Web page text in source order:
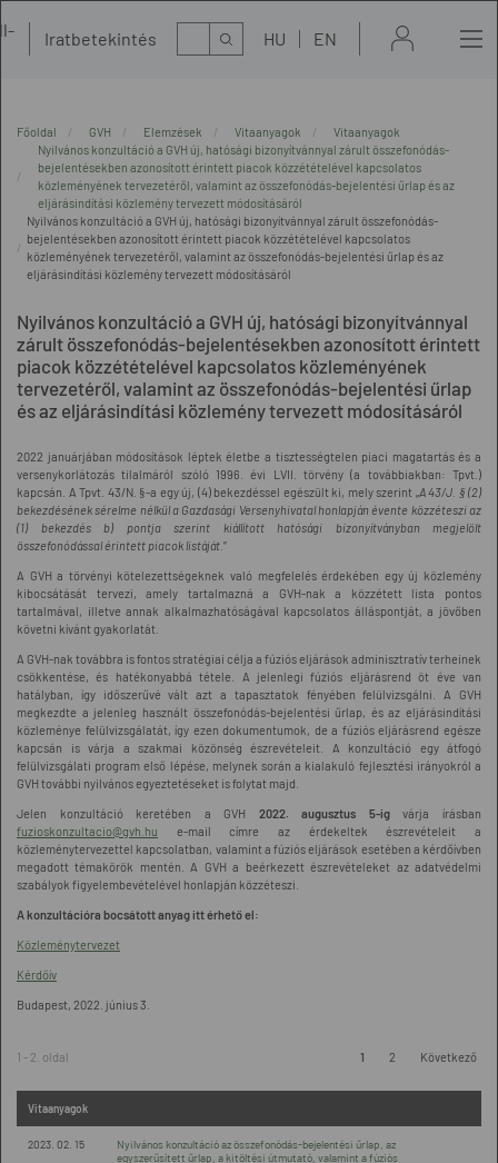
Iratbetekintés Kereső HU EN
Főoldal GVH Elemzések Vitaanyagok
Vitaanyagok
Nyilvános konzultáció a GVH új, hatósági bizonyítvánnyal zárult összefonódás-
bejelentésekben azonosított érintett piacok közzétételével kapcsolatos
közleményének tervezetéről, valamint az összefonódás-bejelentési űrlap és az
eljárásindítási közlemény tervezett módosításáról
Nyilvános konzultáció a GVH új, hatósági bizonyítvánnyal zárult összefonódás-
bejelentésekben azonosított érintett piacok közzétételével kapcsolatos
közleményének tervezetéről, valamint az összefonódás-bejelentési űrlap és az
eljárásindítási közlemény tervezett módosításáról
Nyilvános konzultáció a GVH új, hatósági bizonyítvánnyal
zárult összefonódás-bejelentésekben azonosított érintett
piacok közzétételével kapcsolatos közleményének
tervezetéről, valamint az összefonódás-bejelentési űrlap
és az eljárásindítási közlemény tervezett módosításáról
2022 januárjában módosítások léptek életbe a tisztességtelen piaci magatartás és a
versenykorlátozás tilalmáról szóló 1996. évi LVII. törvény (a továbbiakban: Tpvt.)
kapcsán. A Tpvt. 43/N. §-a egy új, (4) bekezdéssel egészült ki, mely szerint „A 43/J. § (2)
bekezdésének sérelme nélkül a Gazdasági Versenyhivatal honlapján évente közzéteszi az
(1) bekezdés b) pontja szerint kiállított hatósági bizonyítványban megjelölt
összefonódással érintett piacok listáját. ”
A GVH a törvényi kötelezettségeknek való megfelelés érdekében egy új közlemény
kibocsátását tervezi, amely tartalmazná a GVH-nak a közzétett lista pontos
tartalmával, illetve annak alkalmazhatóságával kapcsolatos álláspontját, a jövőben
követni kívánt gyakorlatát.
A GVH-nak továbbra is fontos stratégiai célja a fúziós eljárások adminisztratív terheinek
csökkentése, és hatékonyabbá tétele. A jelenlegi fúziós eljárásrend öt éve van
hatályban, így időszerűvé vált azt a tapasztatok fényében felülvizsgálni. A GVH
megkezdte a jelenleg használt összefonódás-bejelentési űrlap, és az eljárásindítási
közleménye felülvizsgálatát, így ezen dokumentumok, de a fúziós eljárásrend egésze
kapcsán is várja a szakmai közönség észrevételeit. A konzultáció egy átfogó
felülvizsgálati program első lépése, melynek során a kialakuló fejlesztési irányokról a
GVH további nyilvános egyeztetéseket is folytat majd.
Jelen konzultáció keretében a GVH 2022. augusztus 5-igvárja írásban
fuzioskonzultacio@gvh.hu e-mail címre az érdekeltek észrevételeit a
közleménytervezettel kapcsolatban, valamint a fúziós eljárások esetében a kérdőívben
megadott témakörök mentén. A GVH a beérkezett észrevételeket az adatvédelmi
szabályok figyelembevételével honlapján közzéteszi.
A konzultációra bocsátott anyag itt érhető el:
Közleménytervezet
Kérdőív
Budapest, 2022. június 3.
1 - 2. oldal 1 2 Következő
Vitaanyagok
2023. 02. 15
Nyilvános konzultáció az összefonódás-bejelentési űrlap, az
egyszerűsített űrlap, a kitöltési útmutató, valamint a fúziós